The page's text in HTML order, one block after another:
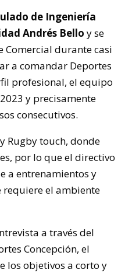
de Ingeniería
Andrés Bello y se
Comercial durante casi
a comandar Deportes
profesional, el equipo
y precisamente
consecutivos.
Rugby touch, donde
por lo que el directivo
a entrenamientos y
el ambiente
a través del
Concepción, el
los objetivos a corto y